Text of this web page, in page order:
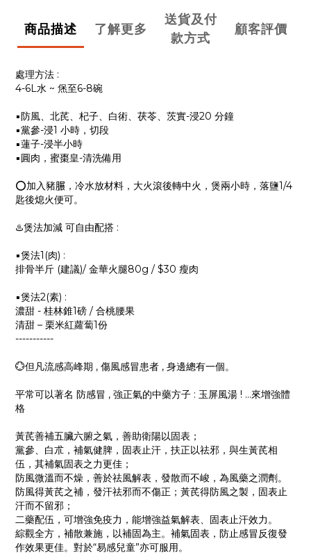
商品描述 了解更多
送貨及付
款方式
顧客評價
處理方法 :
4-6L水 ~ 㷛至6-8碗
▪️防風、北芪、杞子、白術、茯苓、茨實-浸20 分鐘
▪️黨參-浸1 小時，切段
▪️蓮子-浸半小時
▪️圓肉，蜜棗皇-清洗備用
⭕️加入豬𦟌，冷水放材料，大火滾後轉中火，煲兩小時，落鹽1/4
匙後熄火便可。
♨️煲法加減 可自由配搭 :
▪️煲法1(肉) :
排骨半斤 (建議)/ 金華火腿80g / $30 瘦肉
▪️煲法2(素) :
濃甜 - 桂林錐1磅 / 合桃腰果
清甜 – 栗米紅蘿蔔1份
-----------
💮但凡流感高峰期 , 傷風感冒患者 , 身邊總有一個。
平常可以著名 防感冒 , 強正氣的中藥方子 : 玉屏風湯 ! ...來增強體
格
黃芪善補五臟六腑之氣，善助衛陽以固表；
黨參、白朮，補氣健脾，固表止汗，扶正以祛邪，與生黃芪相
伍，其補氣固表之力更佳；
防風微溫而不燥，善於祛風解表，發散而不峻，為風藥之潤劑。
防風得黃芪之補，發汗祛邪而不傷正；黃芪得防風之製，固表止
汗而不留邪；
二藥配伍，可增強免疫力，能增強益氣解表、固表止汗效力。
綜觀全方，補散兼施，以補固為主。補氣固表，防止感冒反復發
作效果更佳。對於“易感兒童”亦可服用。